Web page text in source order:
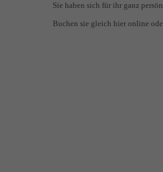
Sie haben sich für ihr ganz
Buchen sie gleich hier online